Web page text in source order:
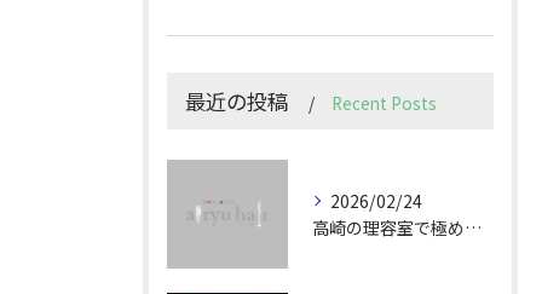
最近の投稿 Recent Posts
2026/02/24
高崎の理容室で極めるメンズカット技術